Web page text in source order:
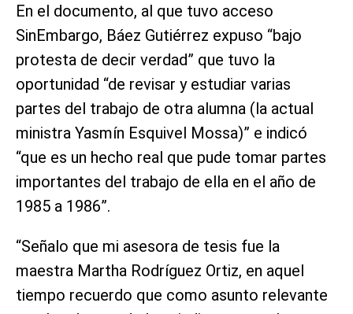
En el documento, al que tuvo acceso
SinEmbargo, Báez Gutiérrez expuso “bajo
protesta de decir verdad” que tuvo la
oportunidad “de revisar y estudiar varias
partes del trabajo de otra alumna (la actual
ministra Yasmín Esquivel Mossa)” e indicó
“que es un hecho real que pude tomar partes
importantes del trabajo de ella en el año de
1985 a 1986”.
“Señalo que mi asesora de tesis fue la
maestra Martha Rodríguez Ortiz, en aquel
tiempo recuerdo que como asunto relevante